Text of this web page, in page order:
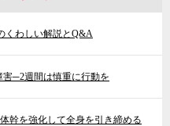
くわしい解説とQ&A
─2週間は慎重に行動を
幹を強化して全身を引き締める